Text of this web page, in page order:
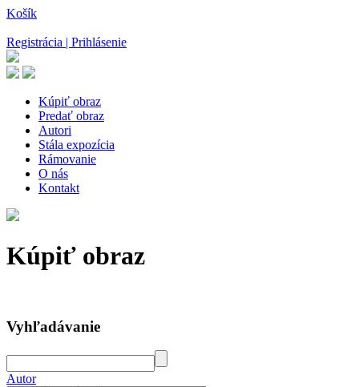
Košík
Registrácia | Prihlásenie
Kúpiť obraz
Predať obraz
Autori
Stála expozícia
Rámovanie
O nás
Kontakt
Kúpiť obraz
Vyhľadávanie
Autor